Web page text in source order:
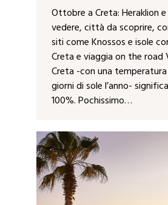
Ottobre a Creta: Heraklion
vedere, città da scoprire,
siti come Knossos e isole
Creta e viaggia on the road
Creta -con una
giorni di sole l’anno-
100%. Pochissimo…